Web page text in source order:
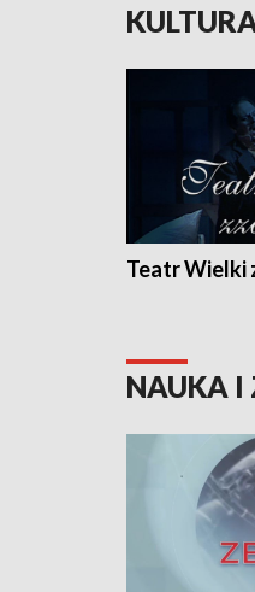
Teatr Wielki
NAUKA I